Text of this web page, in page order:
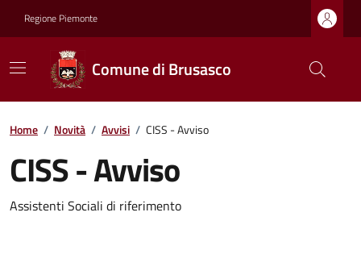
Regione Piemonte
Comune di Brusasco
Home / Novità / Avvisi / CISS - Avviso
CISS - Avviso
Assistenti Sociali di riferimento